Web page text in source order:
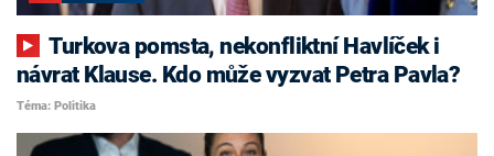
Turkova pomsta, nekonfliktní Havlíček i
návrat Klause. Kdo může vyzvat Petra Pavla?
Téma: Politika